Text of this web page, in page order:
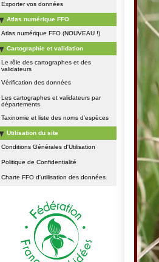
Exporter vos données
Atlas numérique FFO
Atlas numérique FFO (NOUVEAU !)
Cartographie et validation
Le rôle des cartographes et des
validateurs
Vérification des données
Les cartographes et validateurs par
départements
Taxinomie et liste des noms d'espèces
Utilisation du site
Conditions Générales d'Utilisation
Politique de Confidentialité
Charte FFO d'utilisation des données.